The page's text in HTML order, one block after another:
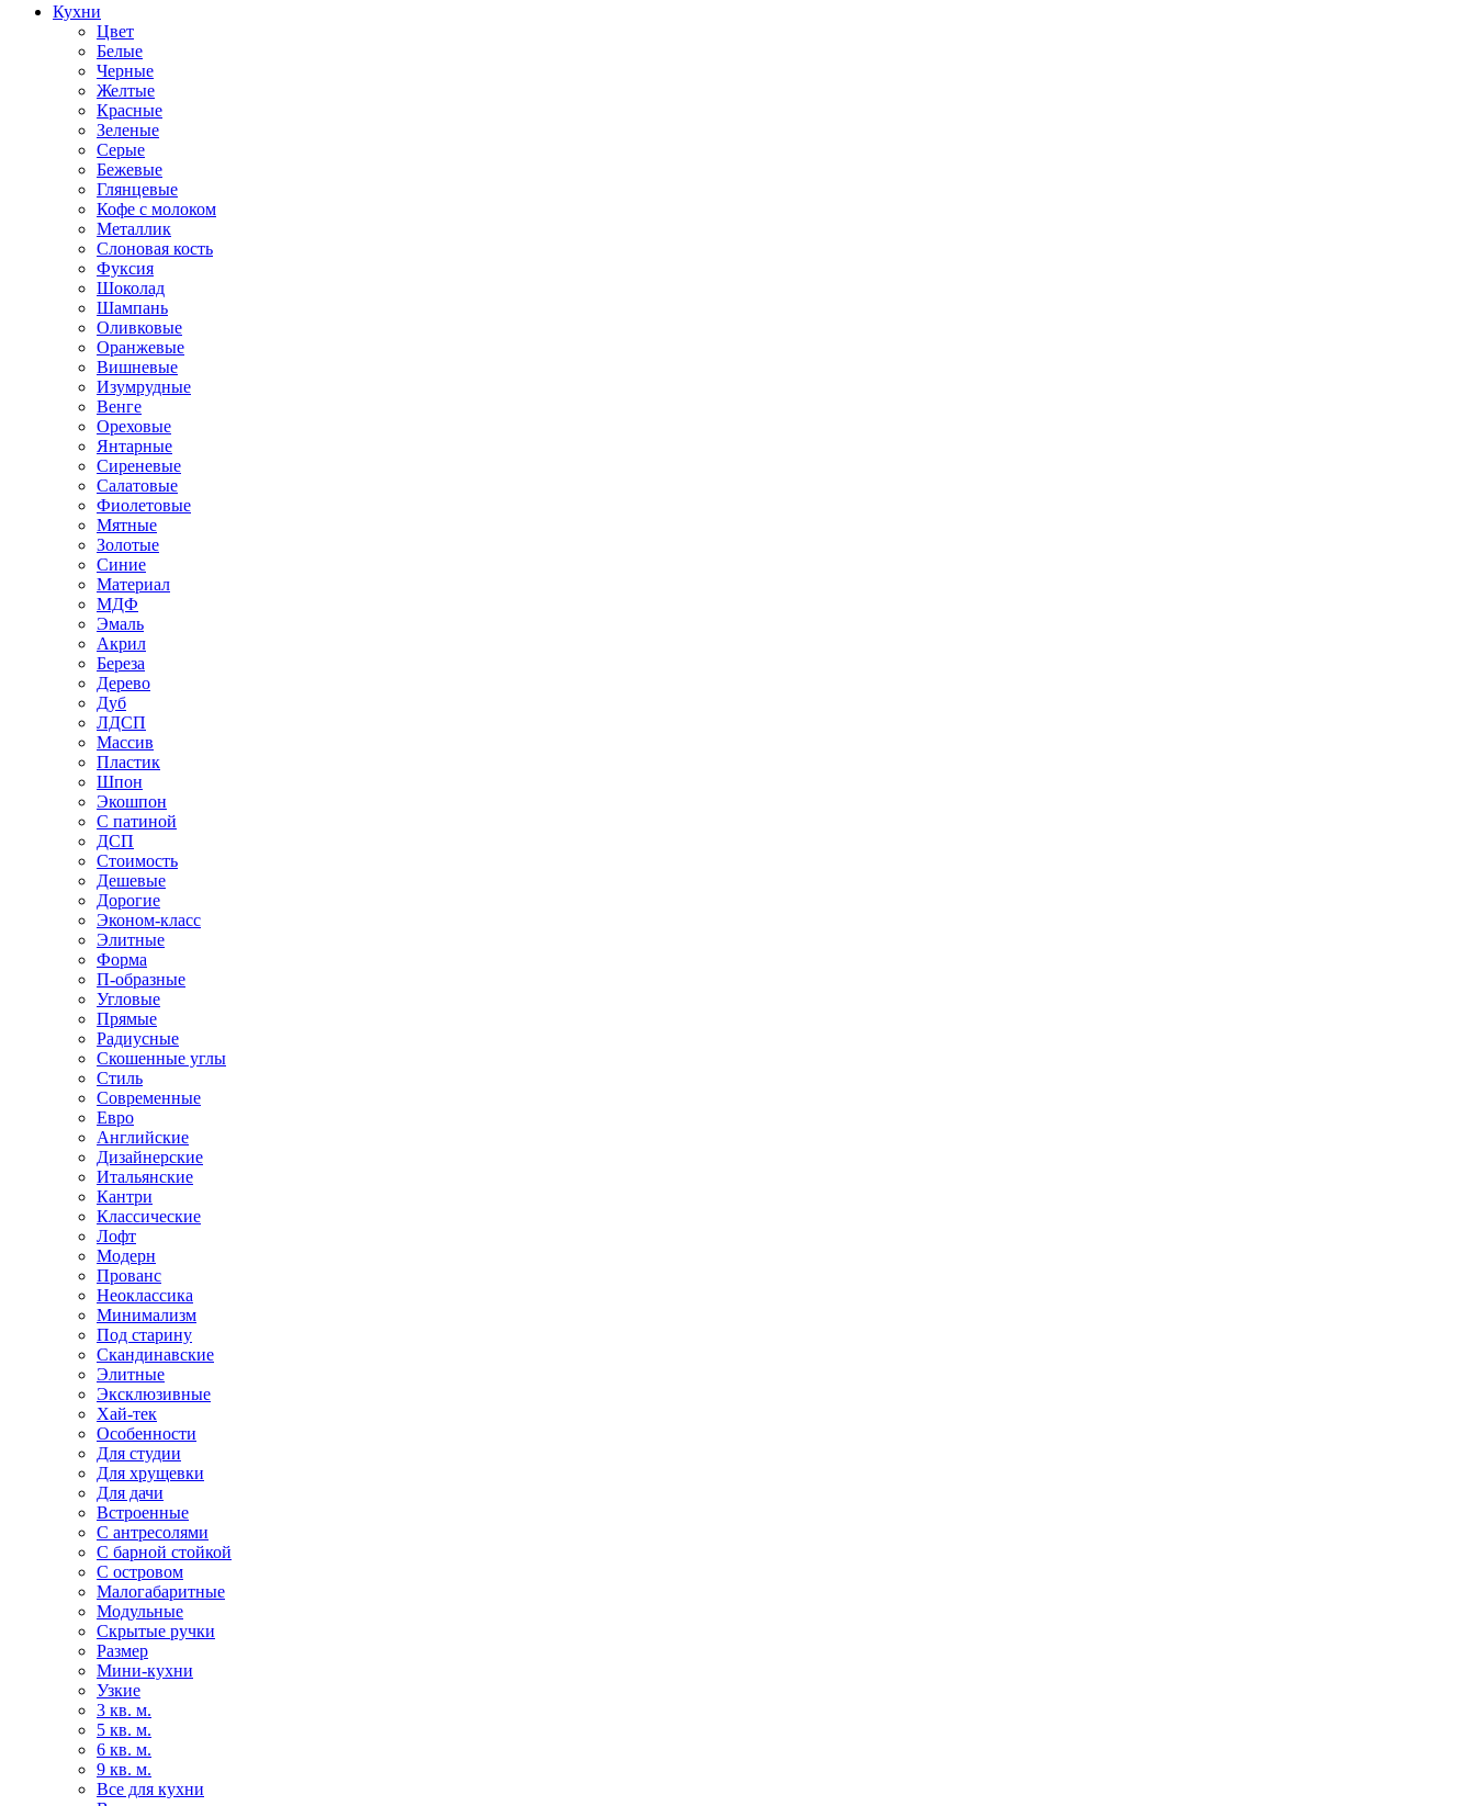
Кухни
Цвет
Белые
Черные
Желтые
Красные
Зеленые
Серые
Бежевые
Глянцевые
Кофе с молоком
Металлик
Слоновая кость
Фуксия
Шоколад
Шампань
Оливковые
Оранжевые
Вишневые
Изумрудные
Венге
Ореховые
Янтарные
Сиреневые
Салатовые
Фиолетовые
Мятные
Золотые
Синие
Материал
МДФ
Эмаль
Акрил
Береза
Дерево
Дуб
ЛДСП
Массив
Пластик
Шпон
Экошпон
С патиной
ДСП
Стоимость
Дешевые
Дорогие
Эконом-класс
Элитные
Форма
П-образные
Угловые
Прямые
Радиусные
Скошенные углы
Стиль
Современные
Евро
Английские
Дизайнерские
Итальянские
Кантри
Классические
Лофт
Модерн
Прованс
Неоклассика
Минимализм
Под старину
Скандинавские
Элитные
Эксклюзивные
Хай-тек
Особенности
Для студии
Для хрущевки
Для дачи
Встроенные
С антресолями
С барной стойкой
С островом
Малогабаритные
Модульные
Скрытые ручки
Размер
Мини-кухни
Узкие
3 кв. м.
5 кв. м.
6 кв. м.
9 кв. м.
Все для кухни